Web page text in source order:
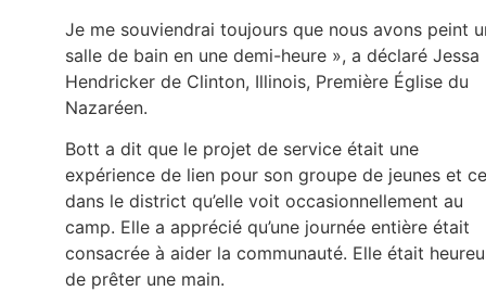
Je me souviendrai toujours que nous avons peint
salle de bain en une demi-heure », a déclaré Jessa
Hendricker de Clinton, Illinois, Première Église du
Nazaréen.
Bott a dit que le projet de service était une
expérience de lien pour son groupe de jeunes et
dans le district qu’elle voit occasionnellement au
camp. Elle a apprécié qu’une journée entière était
consacrée à aider la communauté. Elle était
de prêter une main.